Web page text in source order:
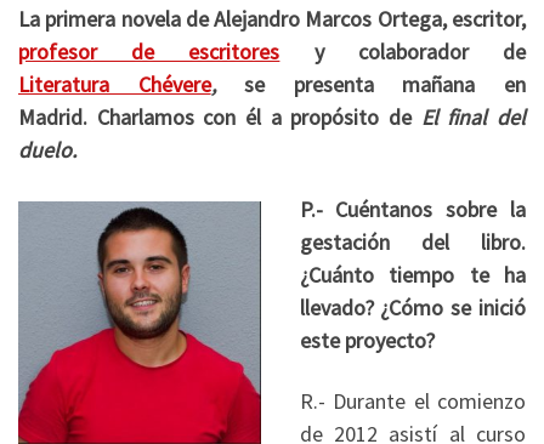
La primera novela de Alejandro Marcos Ortega, escritor,
profesor de escritores y colaborador de
Literatura Chévere,se presenta mañana en
Madrid. Charlamos con él a propósito de El final del
duelo.
P.- Cuéntanos sobre la
gestación del libro.
¿Cuánto tiempo te ha
llevado? ¿Cómo se inició
este proyecto?
R.- Durante el comienzo
de 2012 asistí al curso